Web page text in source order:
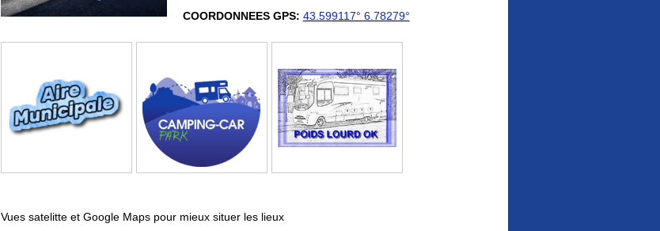
COORDONNEES GPS: 43.599117° 6.78279°
Vues satelitte et Google Maps pour mieux situer les lieux